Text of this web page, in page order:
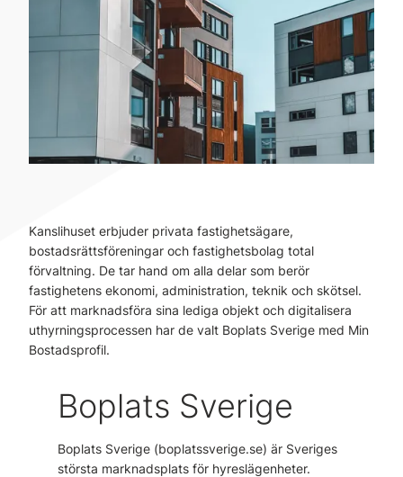
Kanslihuset erbjuder privata fastighetsägare,
bostadsrättsföreningar och fastighetsbolag total
förvaltning. De tar hand om alla delar som berör
fastighetens ekonomi, administration, teknik och skötsel.
För att marknadsföra sina lediga objekt och digitalisera
uthyrningsprocessen har de valt Boplats Sverige med Min
Bostadsprofil.
Boplats Sverige
Boplats Sverige (boplatssverige.se) är Sveriges
största marknadsplats för hyreslägenheter.